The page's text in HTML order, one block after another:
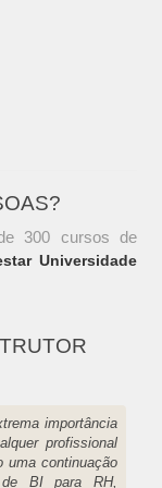
300 cursos de
Universidade
importância
profissional
uma continuação
BI para RH,